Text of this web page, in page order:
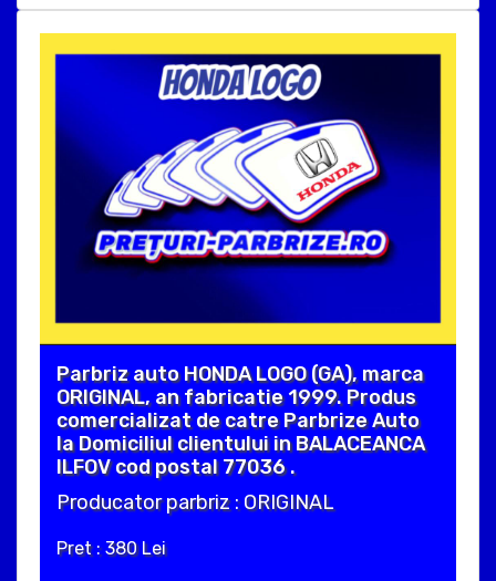
Parbriz auto HONDA LOGO (GA), marca
ORIGINAL, an fabricatie 1999. Produs
comercializat de catre Parbrize Auto
la Domiciliul clientului in BALACEANCA
ILFOV cod postal 77036 .
Producator parbriz : ORIGINAL
Pret : 380 Lei